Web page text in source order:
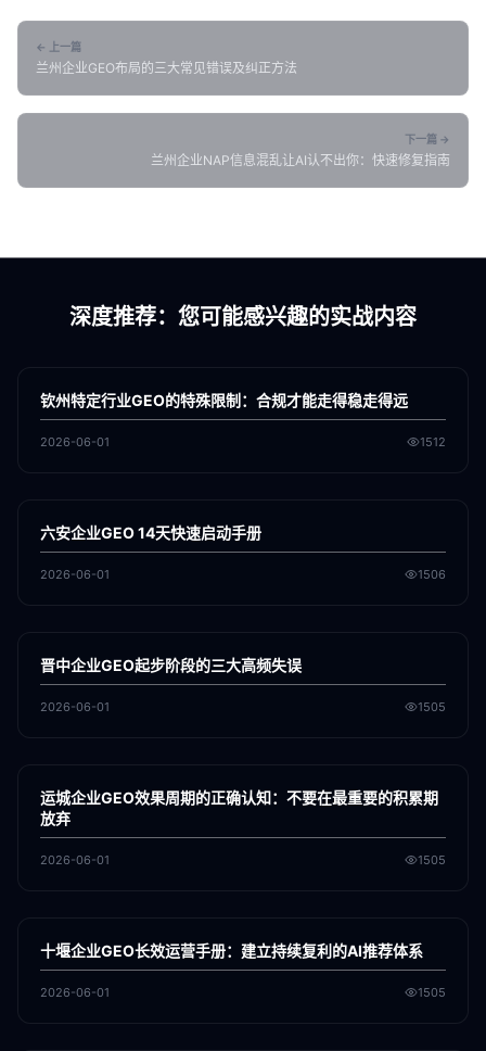
← 上一篇
兰州企业GEO布局的三大常见错误及纠正方法
下一篇 →
兰州企业NAP信息混乱让AI认不出你：快速修复指南
深度推荐：您可能感兴趣的实战内容
GEO
钦州特定行业GEO的特殊限制：合规才能走得稳走得远
2026-06-01 1512
GEO
六安企业GEO 14天快速启动手册
2026-06-01 1506
GEO
晋中企业GEO起步阶段的三大高频失误
2026-06-01 1505
GEO
运城企业GEO效果周期的正确认知：不要在最重要的积累期
放弃
2026-06-01 1505
GEO
十堰企业GEO长效运营手册：建立持续复利的AI推荐体系
2026-06-01 1505